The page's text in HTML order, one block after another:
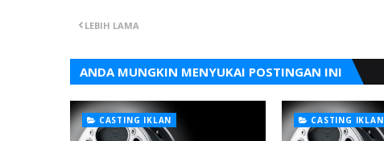
LEBIH LAMA
ANDA MUNGKIN MENYUKAI POSTINGAN INI
CASTING IKLAN CASTING IKLAN